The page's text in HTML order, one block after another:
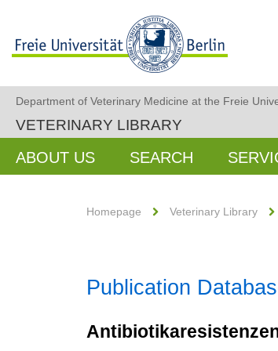
Department of Veterinary Medicine at the Freie
VETERINARY LIBRARY
ABOUT US SEARCH
Homepage Veterinary Library
Publication